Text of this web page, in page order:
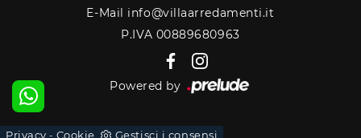
E-Mail info@villaarredamenti.it
P.IVA 00889680963
Powered by
Privacy - Cookie Gestisci i consensi